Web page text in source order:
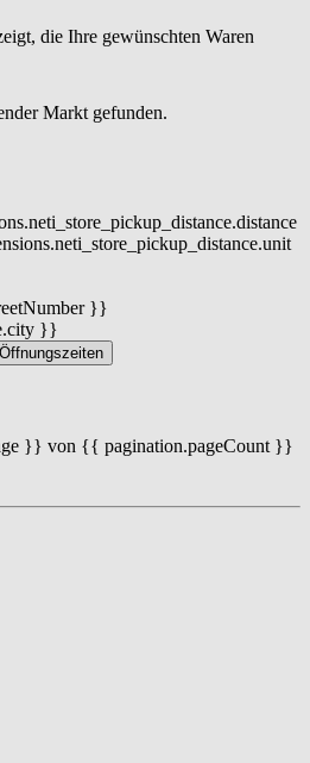
die Ihre gewünschten Waren
Markt gefunden.
}}
}}
Öffnungszeiten
}} von {{ pagination.pageCount }}